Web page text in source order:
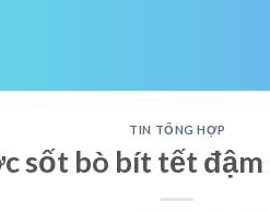
TIN TỔNG HỢP
sốt bò bít tết